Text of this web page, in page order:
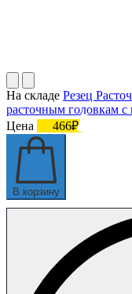
На складе Резец
расточным головкам
Цена
466₽
В корзину